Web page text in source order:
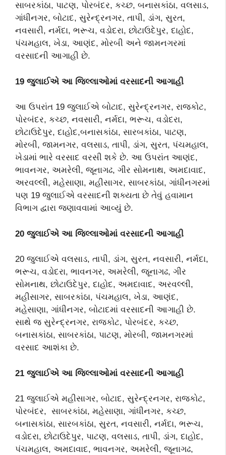
સાબરકાંઠા, પાટણ, પોરબંદર, કચ્છ, બનાસકાંઠા, વલસાડ,
ગાંધીનગર, બોટાદ, સુરેન્દ્રનગર, તાપી, ડાંગ, સુરત,
નવસારી, નર્મદા, ભરૂચ, વડોદરા, છોટાઉદેપુર, દાહોદ,
પંચમહાલ, ખેડા, આણંદ, મોરબી અને જામનગરમાં
વરસાદની આગાહી છે.
19 જુલાઈએ આ જિલ્લાઓમાં વરસાદની આગાહી
આ ઉપરાંત 19 જુલાઈએ બોટાદ, સુરેન્દ્રનગર, રાજકોટ,
પોરબંદર, કચ્છ, નવસારી, નર્મદા, ભરૂચ, વડોદરા,
છોટાઉદેપુર, દાહોદ,બનાસકાંઠા, સારબકાંઠા, પાટણ,
મોરબી, જામનગર, વલસાડ, તાપી, ડાંગ, સુરત, પંચમહાલ,
ખેડામાં ભારે વરસાદ વરસી શકે છે. આ ઉપરાંત આણંદ,
ભાવનગર, અમરેલી, જૂનાગઢ, ગીર સોમનાથ, અમદાવાદ,
અરવલ્લી, મહેસાણા, મહીસાગર, સાબરકાંઠા, ગાંધીનગરમાં
પણ 19 જુલાઈએ વરસાદની શક્યતા છે તેવું હવામાન
વિભાગ દ્વારા જણાવવામાં આવ્યું છે.
20 જુલાઈએ આ જિલ્લાઓમાં વરસાદની આગાહી
20 જુલાઈએ વલસાડ, તાપી, ડાંગ, સુરત, નવસારી, નર્મદા,
ભરૂચ, વડોદરા, ભાવનગર, અમરેલી, જૂનાગઢ, ગીર
સોમનાથ, છોટાઉદેપુર, દાહોદ, અમદાવાદ, અરવલ્લી,
મહીસાગર, સાબરકાંઠા, પંચમહાલ, ખેડા, આણંદ,
મહેસાણા, ગાંધીનગર, બોટાદમાં વરસાદની આગાહી છે.
સાથે જ સુરેન્દ્રનગર, રાજકોટ, પોરબંદર, કચ્છ,
બનાસકાંઠા, સાબરકાંઠા, પાટણ, મોરબી, જામનગરમાં
વરસાદ આશંકા છે.
21 જુલાઈએ આ જિલ્લાઓમાં વરસાદની આગાહી
21 જુલાઈએ મહીસાગર, બોટાદ, સુરેન્દ્રનગર, રાજકોટ,
પોરબંદર, સાબરકાંઠા, મહેસાણા, ગાંધીનગર, કચ્છ,
બનાસકાંઠા, સારબકાંઠા, સુરત, નવસારી, નર્મદા, ભરૂચ,
વડોદરા, છોટાઉદેપુર, પાટણ, વલસાડ, તાપી, ડાંગ, દાહોદ,
પંચમહાલ, અમદાવાદ, ભાવનગર, અમરેલી, જૂનાગઢ,